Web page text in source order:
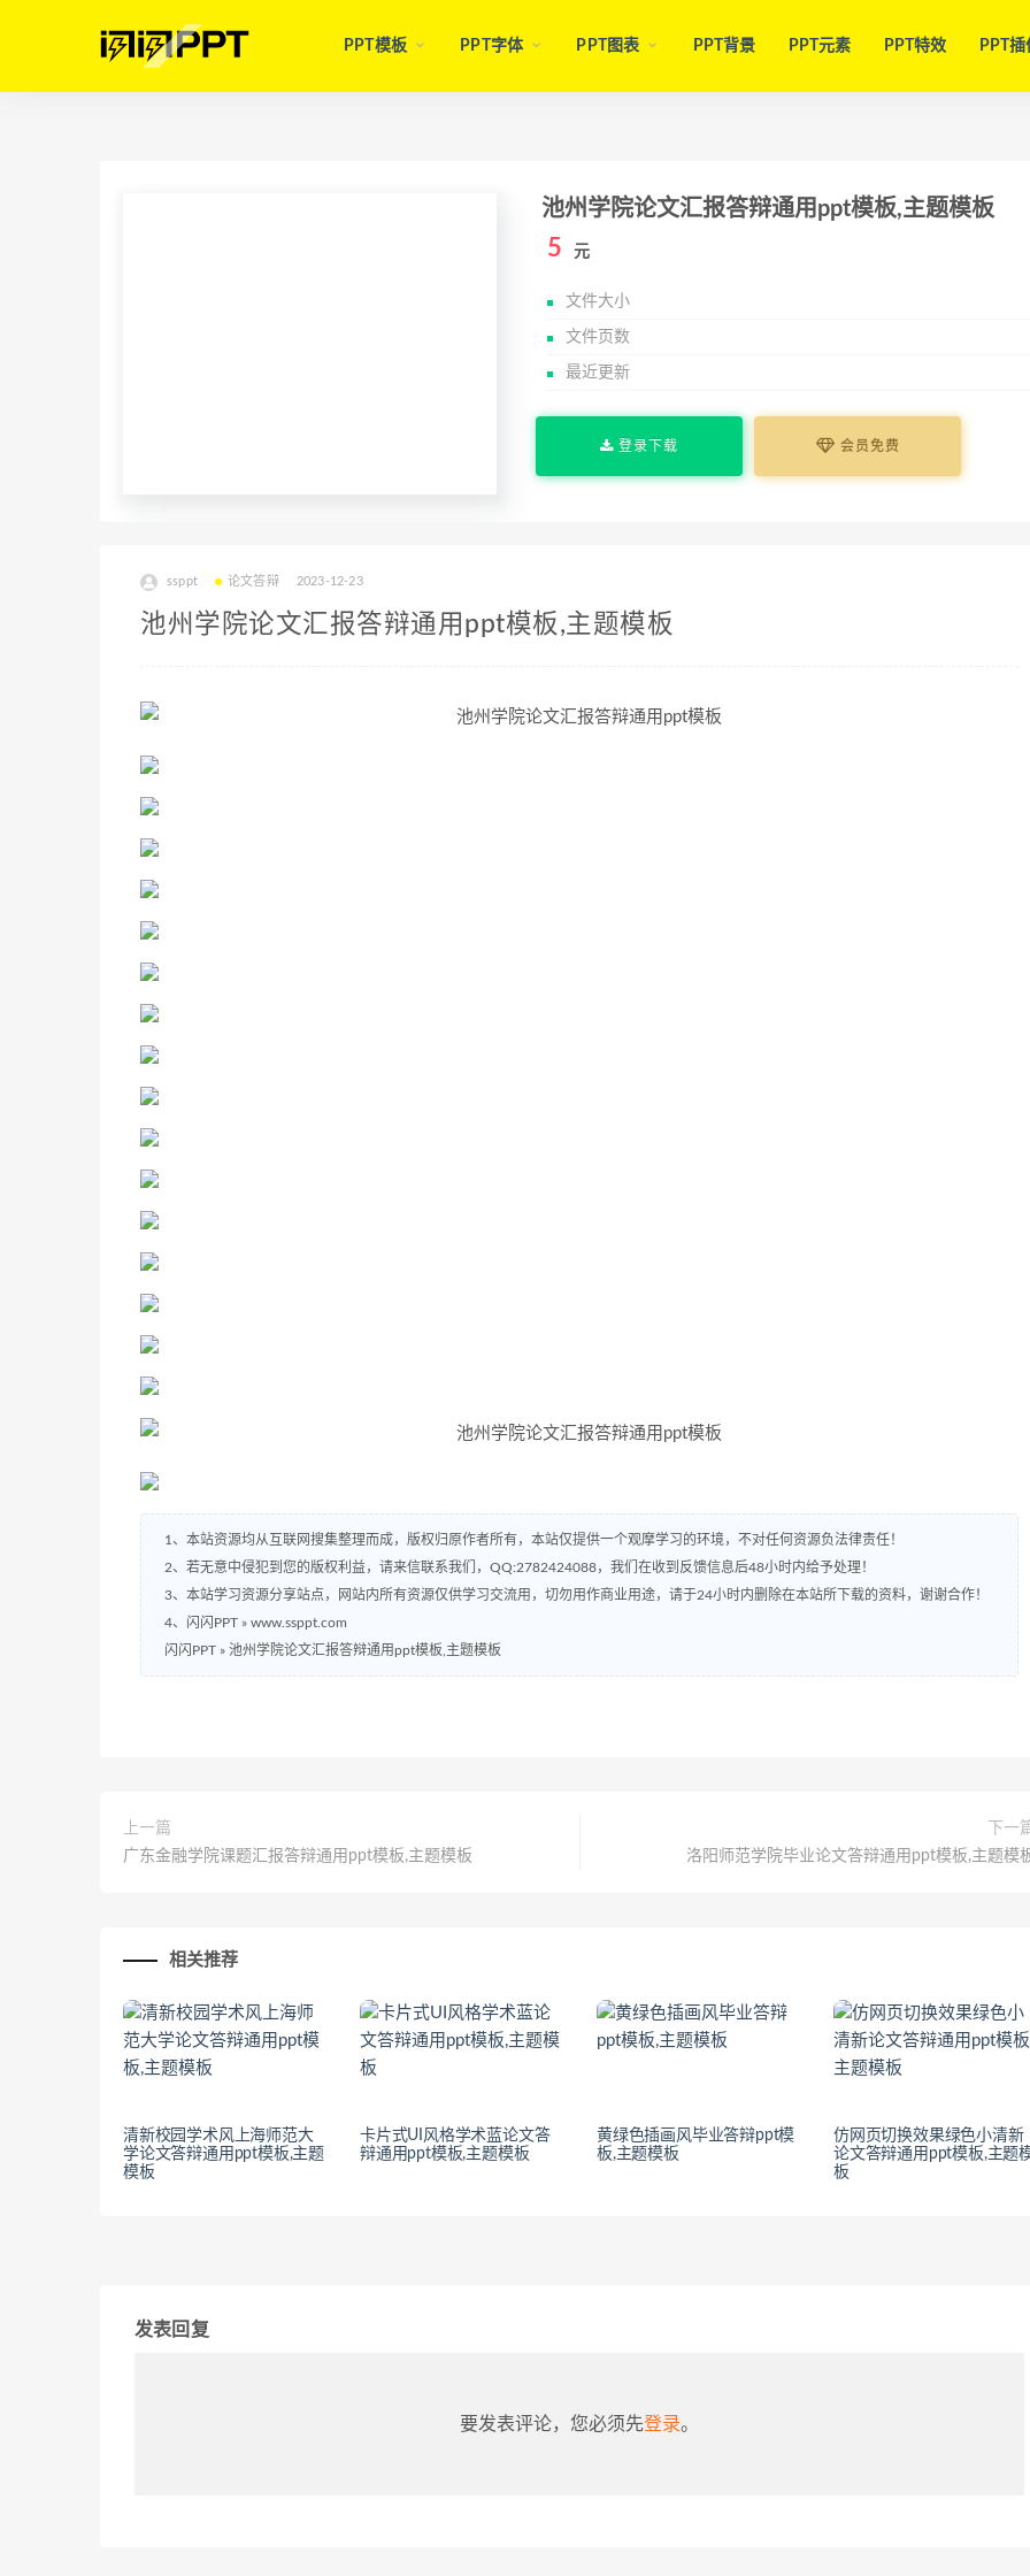
PPT模板 PPT字体 PPT图表 PPT背景 PPT元素 PPT特效 PPT插
池州学院论文汇报答辩通用ppt模板,主题模板
5 元
文件大小
文件页数
最近更新
登录下载 会员免费
ssppt 论文答辩 2023-12-23
池州学院论文汇报答辩通用ppt模板,主题模板
1、本站资源均从互联网搜集整理而成，版权归原作者所有，本站仅提供一个观摩学习的环境，不对任何资源负法律责任！
2、若无意中侵犯到您的版权利益，请来信联系我们，QQ:2782424088，我们在收到反馈信息后48小时内给予处理！
3、本站学习资源分享站点，网站内所有资源仅供学习交流用，切勿用作商业用途，请于24小时内删除在本站所下载的资料，谢谢合作！
4、闪闪PPT » www.ssppt.com
闪闪PPT » 池州学院论文汇报答辩通用ppt模板,主题模板
上一篇
广东金融学院课题汇报答辩通用ppt模板,主题模板
下一
洛阳师范学院毕业论文答辩通用ppt模板,主题模
相关推荐
清新校园学术风上海师范大
学论文答辩通用ppt模板,主题
模板
卡片式UI风格学术蓝论文答
辩通用ppt模板,主题模板
黄绿色插画风毕业答辩ppt模
板,主题模板
仿网页切换效果绿色小清新
论文答辩通用ppt模板,主题
板
发表回复
要发表评论，您必须先登录。